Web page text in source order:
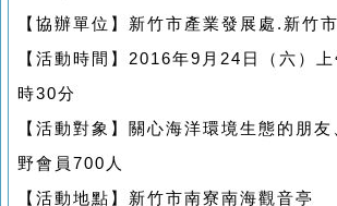
【協辦單位】新竹市產業發展處.新竹
【活動時間】2016年9月24日（六）
時30分
【活動對象】關心海洋環境生態的朋
野會員700人
【活動地點】新竹市南寮南海觀音亭